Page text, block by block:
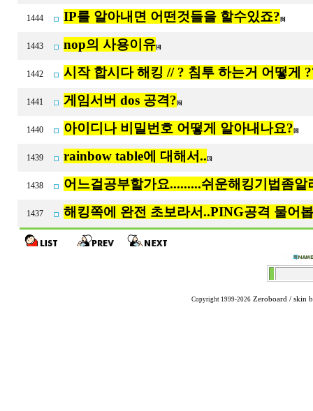
1444 IP를 알아내면 어떤것들을 할수있죠? [6]
1443 nop의 사용이유[4]
1442 시작 합시다 해킹 // ? 침투 하는거 어떻게
1441 게임서버 dos 공격? [6]
1440 아이디나 비밀번호 어떻게 알아내나요? [8]
1439 rainbow table에 대해서.. [3]
1438 어느걸공부할가요.........쉬운해킹기법좀알
1437 해킹쪽에 완전 초보라서..PING공격 물어
Copyright 1999-2026 Zeroboard / skin